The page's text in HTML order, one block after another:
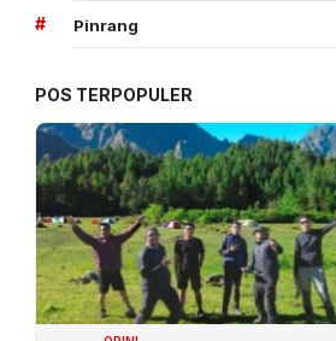
# Pinrang
POS TERPOPULER